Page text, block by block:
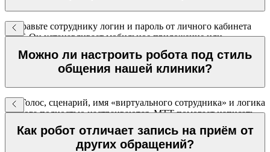
Отправьте сотруднику логин и пароль от личного кабинета
МТТ. Он устанавливает мобильное приложение или
открывает веб-версию — через 10 минут готов принимать и
совершать корпоративные звонки.
Можно ли настроить робота под стиль
общения нашей клиники?
Да. Голос, сценарий, имя «виртуального сотрудника» и логика
диалога полностью настраиваются. МТТ помогает написать
сценарий и проводит А/Б тестирование.
Как робот отличает запись на приём от
других обращений?